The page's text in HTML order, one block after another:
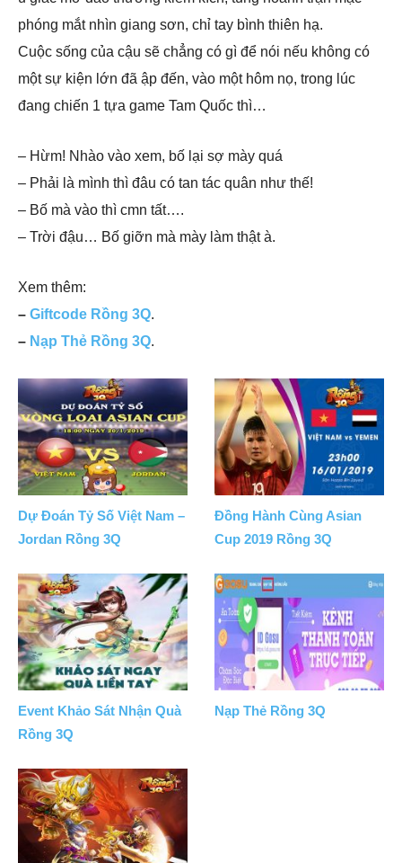
phóng mắt nhìn giang sơn, chỉ tay bình thiên hạ.
Cuộc sống của cậu sẽ chẳng có gì để nói nếu không có
một sự kiện lớn đã ập đến, vào một hôm nọ, trong lúc
đang chiến 1 tựa game Tam Quốc thì…
– Hừm! Nhào vào xem, bố lại sợ mày quá
– Phải là mình thì đâu có tan tác quân như thế!
– Bố mà vào thì cmn tất….
– Trời đậu… Bố giỡn mà mày làm thật à.
Xem thêm:
– Giftcode Rồng 3Q.
– Nạp Thẻ Rồng 3Q.
Dự Đoán Tỷ Số Việt Nam –
Jordan Rồng 3Q
Đồng Hành Cùng Asian
Cup 2019 Rồng 3Q
Event Khảo Sát Nhận Quà
Rồng 3Q
Nạp Thẻ Rồng 3Q